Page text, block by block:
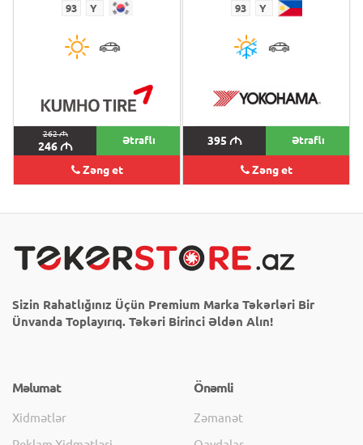
93 Y
262M
246M Ətraflı
Zəng et
93 Y
395 M Ətraflı
Zəng et
Sizin Rahatlığınız Üçün Premium Marka Təkərləri Bir
Ünvanda Toplayırıq. Təkəri Birinci Əldən Alın!
Məlumat
Xidmətlər
Önəmli
Zəmanət